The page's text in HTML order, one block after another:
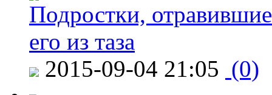
Подростки,
его из таза
2015-09-04 21:05 (0)